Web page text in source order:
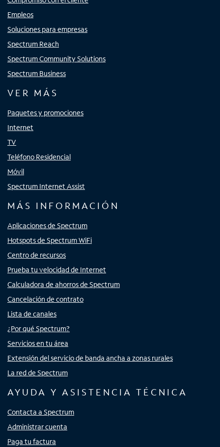
Empleos
Soluciones para empresas
Spectrum Reach
Spectrum Community Solutions
Spectrum Business
VER MÁS
Paquetes y promociones
Internet
TV
Teléfono Residencial
Móvil
Spectrum Internet Assist
MÁS INFORMACIÓN
Aplicaciones de Spectrum
Hotspots de Spectrum WiFi
Centro de recursos
Prueba tu velocidad de Internet
Calculadora de ahorros de Spectrum
Cancelación de contrato
Lista de canales
¿Por qué Spectrum?
Servicios en tu área
Extensión del servicio de banda ancha a zonas rurales
La red de Spectrum
AYUDA Y ASISTENCIA TÉCNICA
Contacta a Spectrum
Administrar cuenta
Paga tu factura